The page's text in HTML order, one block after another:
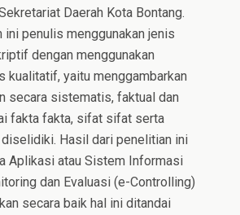
Daerah Kota Bontang.
ini penulis menggunakan jenis
dengan menggunakan
kualitatif, yaitu menggambarkan
secara sistematis, faktual dan
fakta fakta, sifat sifat serta
diselidiki. Hasil dari penelitian ini
Aplikasi atau Sistem Informasi
dan Evaluasi (e-Controlling)
secara baik hal ini ditandai